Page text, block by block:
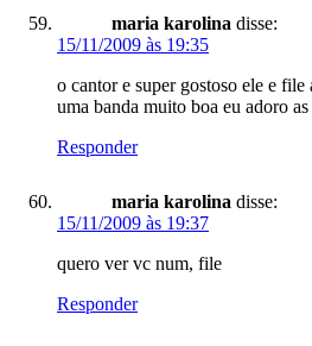
maria karolina disse:
15/11/2009 às 19:35
o cantor e super gostoso ele e file
uma banda muito boa eu adoro
Responder
maria karolina disse:
15/11/2009 às 19:37
quero ver vc num, file
Responder